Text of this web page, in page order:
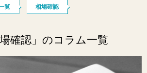
覧 相場確認
確認」のコラム一覧